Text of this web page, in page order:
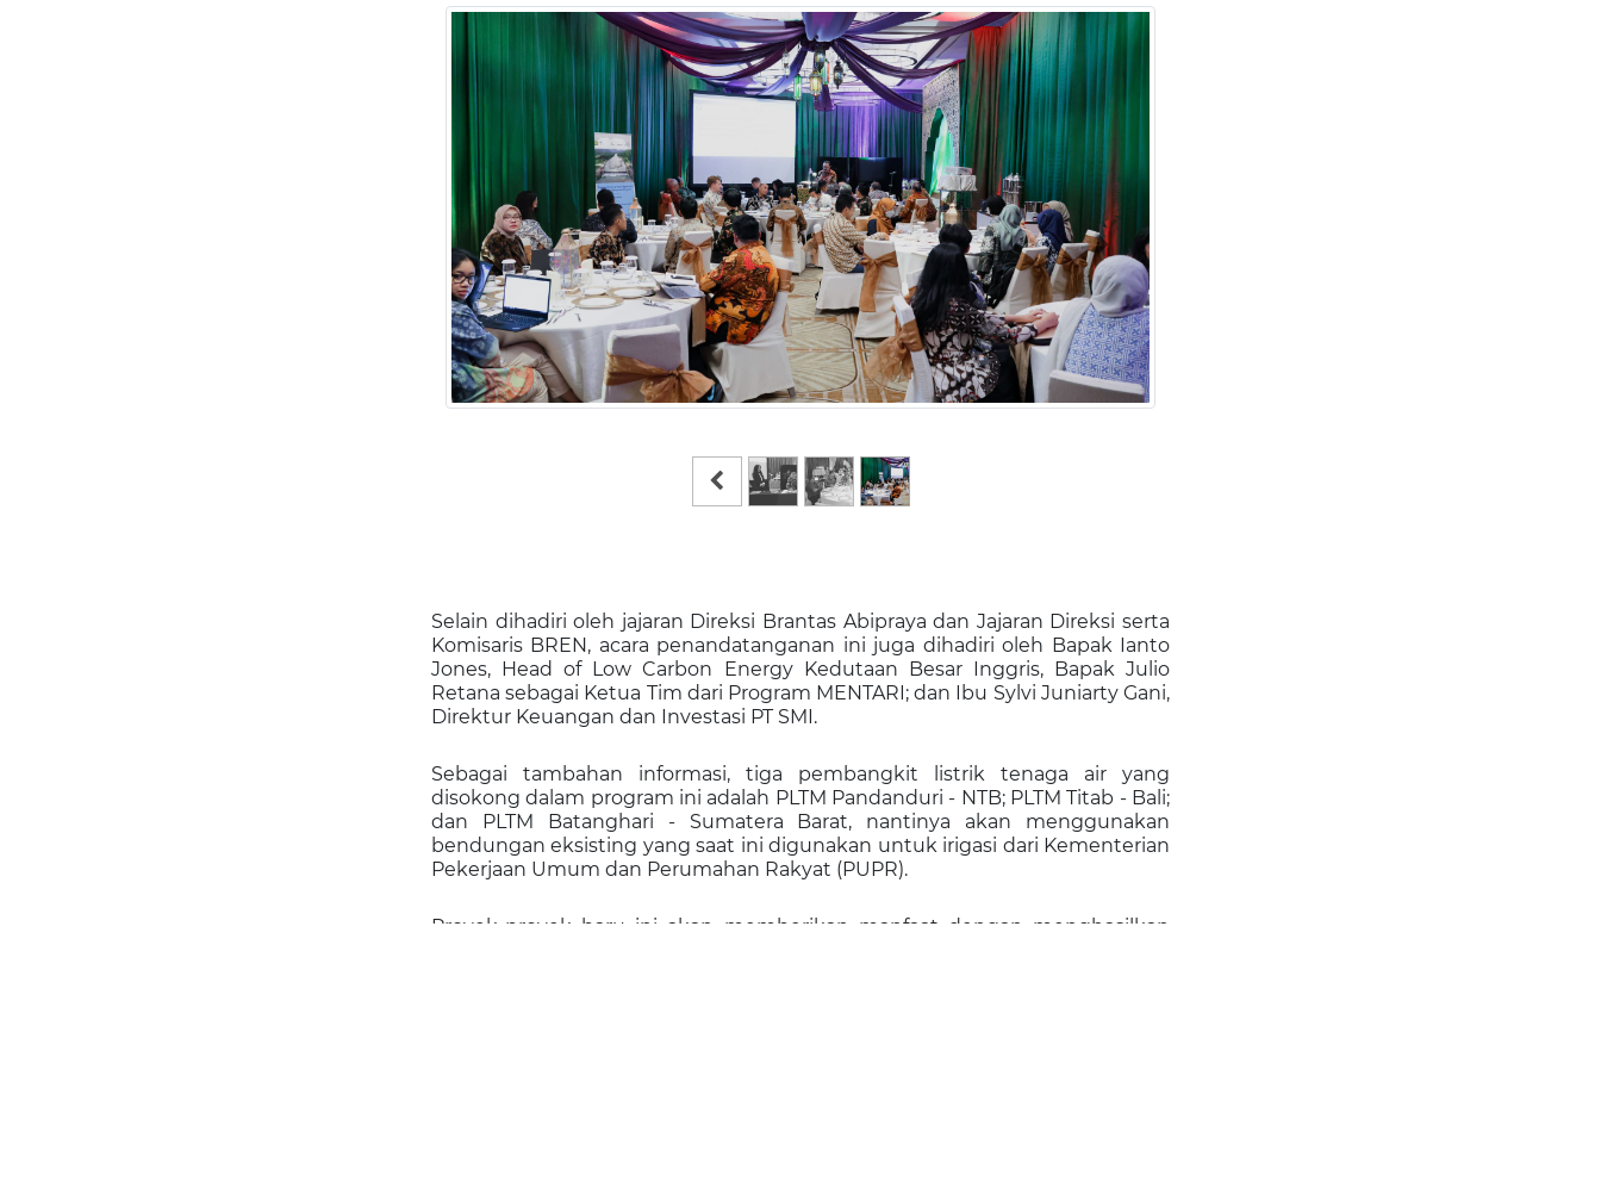
Selain dihadiri oleh jajaran Direksi Brantas Abipraya dan Jajaran Direksi serta
Komisaris BREN, acara penandatanganan ini juga dihadiri oleh Bapak Ianto
Jones, Head of Low Carbon Energy Kedutaan Besar Inggris, Bapak Julio
Retana sebagai Ketua Tim dari Program MENTARI; dan Ibu Sylvi Juniarty Gani,
Direktur Keuangan dan Investasi PT SMI.
Sebagai tambahan informasi, tiga pembangkit listrik tenaga air yang
disokong dalam program ini adalah PLTM Pandanduri - NTB; PLTM Titab - Bali;
dan PLTM Batanghari - Sumatera Barat, nantinya akan menggunakan
bendungan eksisting yang saat ini digunakan untuk irigasi dari Kementerian
Pekerjaan Umum dan Perumahan Rakyat (PUPR).
Proyek-proyek baru ini akan memberikan manfaat dengan menghasilkan